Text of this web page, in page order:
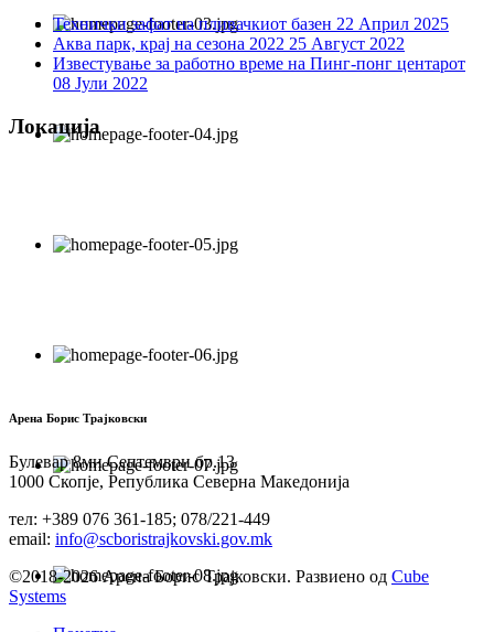
Технички зафат на пливачкиот базен 22 Април 2025
Аква парк, крај на сезона 2022 25 Август 2022
Известување за работно време на Пинг-понг центарот
08 Јули 2022
Локација
Арена Борис Трајковски
Булевар 8ми Септември бр.13
1000 Скопје, Република Северна Македонија
тел: +389 076 361-185; 078/221-449
email: info@scboristrajkovski.gov.mk
©2018-2026 Арена Борис Трајковски. Развиено од Cube
Systems